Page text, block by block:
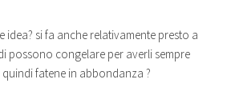
idea? si fa anche relativamente presto a
possono congelare per averli sempre
fatene in abbondanza ?